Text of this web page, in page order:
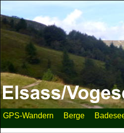
GPS-Wandern Berge